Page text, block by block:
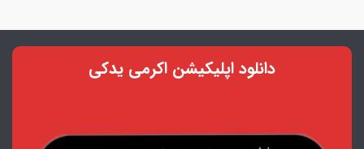
دانلود اپلیکیشن اکرمی یدکی